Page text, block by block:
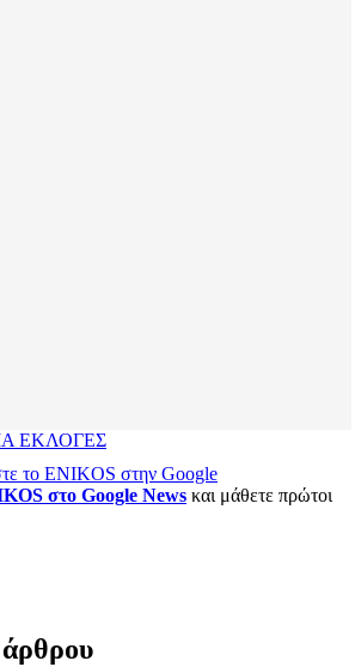
ΕΚΛΟΓΕΣ
το ENIKOS στην Google
στο Google News και μάθετε πρώτοι